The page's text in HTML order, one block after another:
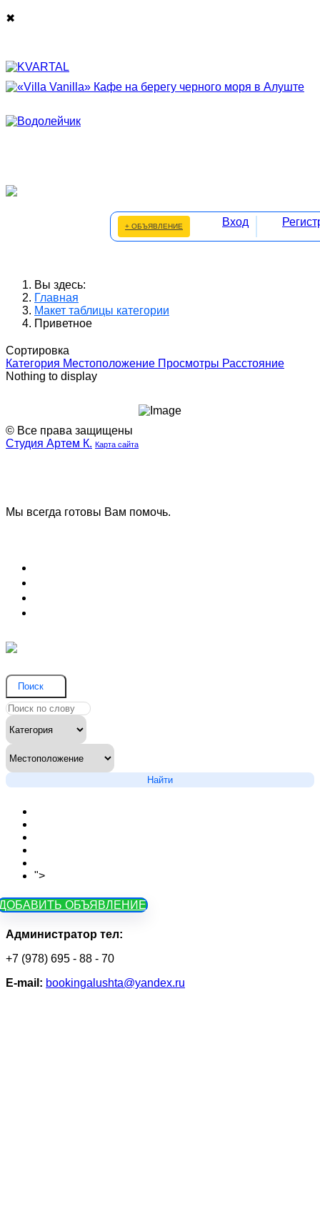
✖
+ ОБЪЯВЛЕНИЕ Вход
Вы здесь:
Главная
Макет таблицы категории
Приветное
Сортировка
Категория Местоположение Просмотры Расстояние
Nothing to display
© Все права защищены
Студия Артем К. Карта сайта
Мы всегда готовы Вам помочь.
Поиск
Найти
">
ОБЪЯВЛЕНИЕ
Администратор тел:
+7 (978) 695 - 88 - 70
Е-mail: bookingalushta@yandex.ru